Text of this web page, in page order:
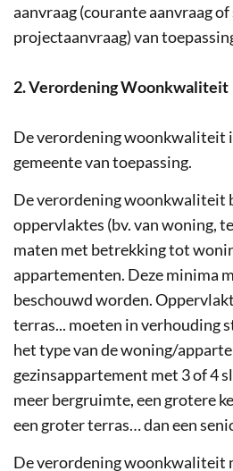
aanvraag (courante aanvraag
projectaanvraag) van
2. Verordening Woonkwaliteit
De verordening woonkwaliteit
gemeente van toepassing.
De verordening woonkwaliteit
oppervlaktes (bv. van woning,
maten met betrekking tot
appartementen. Deze minima
beschouwd worden.
terras... moeten in verhouding
het type van de woning/
gezinsappartement met 3 of 4
meer bergruimte, een grotere
een groter terras… dan een
De verordening woonkwaliteit